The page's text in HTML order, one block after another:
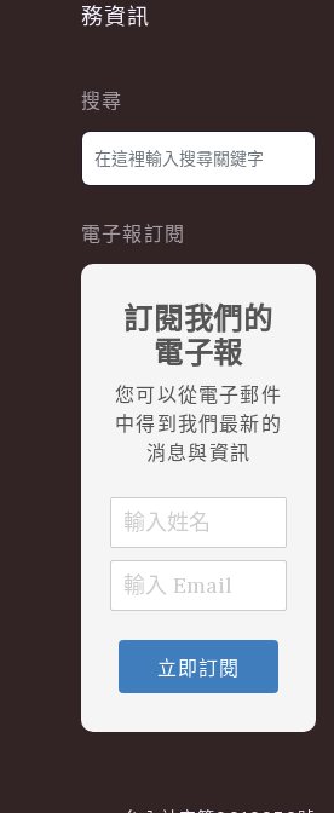
務資訊
搜尋
電子報訂閱
訂閱我們的
電子報
您可以從電子郵件
中得到我們最新的
消息與資訊
立即訂閱